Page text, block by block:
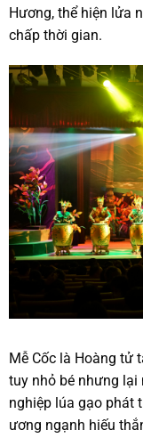
Hương, thể hiện lửa
chấp thời gian.
Mễ Cốc là Hoàng tử
tuy nhỏ bé nhưng lại
nghiệp lúa gạo phát
ương ngạnh hiếu